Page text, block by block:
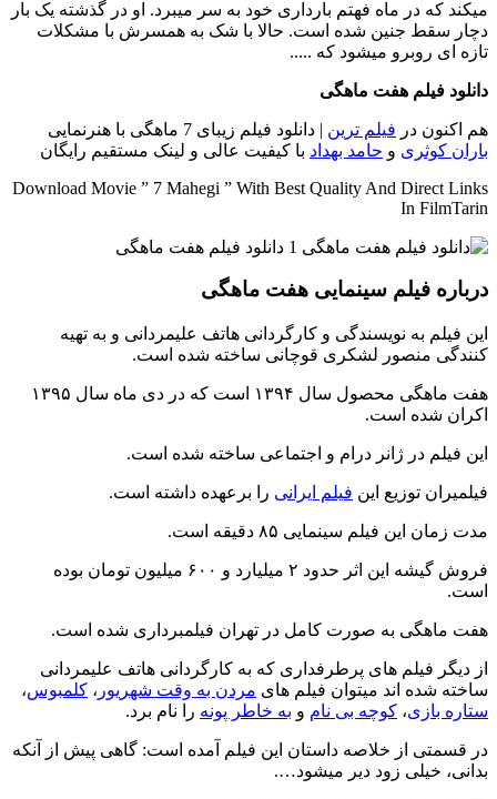
میکند که در ماه فهتم بارداری خود به سر میبرد. او در گذشته یک بار
دچار سقط جنین شده است. حالا با شک به همسرش با مشکلات
تازه ای روبرو میشود که .....
دانلود فیلم هفت ماهگی
هم اکنون در فیلم ترین | دانلود فیلم زیبای 7 ماهگی با هنرنمایی
باران کوثری و حامد بهداد با کیفیت عالی و لینک مستقیم رایگان
Download Movie ” 7 Mahegi ” With Best Quality And Direct Links
In FilmTarin
درباره فیلم سینمایی هفت ماهگی
این فیلم به نویسندگی و کارگردانی هاتف علیمردانی و به تهیه
کنندگی منصور لشکری قوچانی ساخته شده است.
هفت ماهگی محصول سال ۱۳۹۴ است که در دی ماه سال ۱۳۹۵
اکران شده است.
این فیلم در ژانر درام و اجتماعی ساخته شده است.
فیلمیران توزیع این فیلم ایرانی را برعهده داشته است.
مدت زمان این فیلم سینمایی ۸۵ دقیقه است.
فروش گیشه این اثر حدود ۲ میلیارد و ۶۰۰ میلیون تومان بوده
است.
هفت ماهگی به صورت کامل در تهران فیلمبرداری شده است.
از دیگر فیلم های پرطرفداری که به کارگردانی هاتف علیمردانی
ساخته شده اند میتوان فیلم های مردن به وقت شهریور ، کلمبوس،
ستاره بازی، کوچه بی نام و به خاطر پونه را نام برد.
در قسمتی از خلاصه داستان این فیلم آمده است: گاهی پیش از آنکه
بدانی، خیلی زود دیر میشود….